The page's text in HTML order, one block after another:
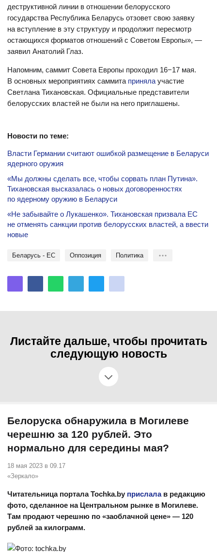
деструктивной линии в отношении белорусского
государства Республика Беларусь отзовет свою заявку
на вступление в эту структуру и продолжит пересмотр
остающихся форматов отношений с Советом Европы», —
заявил Анатолий Глаз.
Напомним, саммит Совета Европы проходил 16−17 мая.
В основных мероприятиях саммита приняла участие
Светлана Тихановская. Официальные представители
белорусских властей не были на него приглашены.
Новости по теме:
Власти Германии считают ошибкой размещение в Беларуси
ядерного оружия
«Мы должны сделать все, чтобы сорвать план Путина».
Тихановская высказалась о новых договоренностях
по ядерному оружию в Беларуси
«Не забывайте о Лукашенко». Тихановская призвала ЕС
не отменять санкции против белорусских властей, а ввести
новые
Беларусь - ЕС оппозиция политика
Листайте дальше, чтобы прочитать
следующую новость